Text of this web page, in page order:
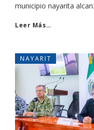
municipio nayarita
Leer Más…
NAYARIT